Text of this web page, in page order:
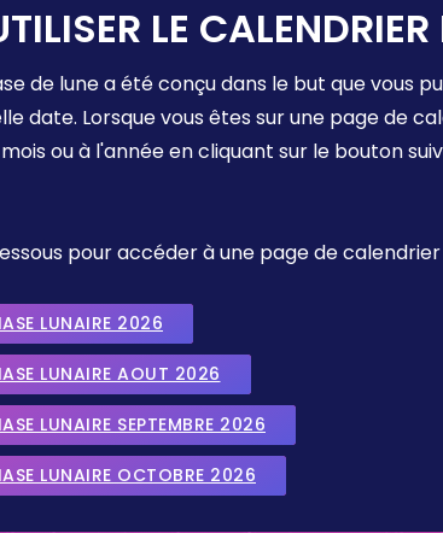
LE
de lune a été conçu dans le but que vous
date. Lorsque vous êtes sur une page de
ou à l'année en cliquant sur le bouton
pour accéder à une page de
LUNAIRE 2026
LUNAIRE AOUT 2026
LUNAIRE SEPTEMBRE 2026
LUNAIRE OCTOBRE 2026